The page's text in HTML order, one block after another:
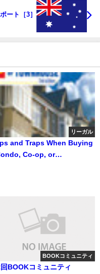
ート［3］
リーガル
and Traps When Buying
Co-op, or
BOOKコミュニティ
BOOKコミュニティ